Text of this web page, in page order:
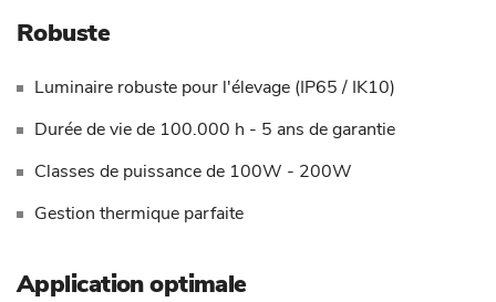
Robuste
Luminaire robuste pour l'élevage (IP65 / IK10)
Durée de vie de 100.000 h - 5 ans de garantie
Classes de puissance de 100W - 200W
Gestion thermique parfaite
Application optimale